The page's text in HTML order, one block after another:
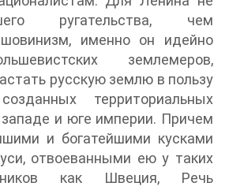
ругательства, чем
шовинизм, именно он идейно
землемеров,
русскую землю в пользу
территориальных
западе и юге империи. Причем
и богатейшими кусками
отвоеванными ею у таких
как Швеция, Речь